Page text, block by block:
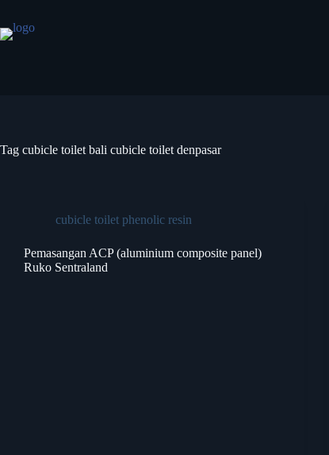
Tag cubicle toilet bali cubicle toilet denpasar
cubicle toilet phenolic resin
Pemasangan ACP (aluminium composite panel)
Ruko Sentraland